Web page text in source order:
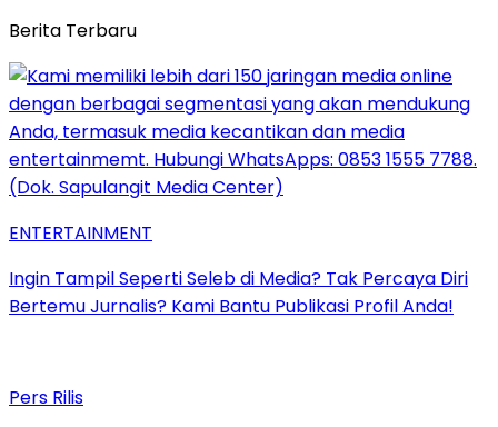
Berita Terbaru
ENTERTAINMENT
Ingin Tampil Seperti Seleb di Media? Tak Percaya Diri
Bertemu Jurnalis? Kami Bantu Publikasi Profil Anda!
Pers Rilis